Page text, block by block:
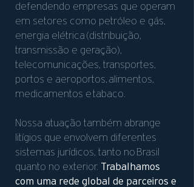
defendendo empresas que operam
em setores como petróleo e gás,
energia elétrica (distribuição,
transmissão e geração),
telecomunicações, transportes,
portos e aeroportos, alimentos,
medicamentos etabaco.
Nossa atuação também abrange
litígios que envolvem diferentes
sistemas jurídicos, tanto no Brasil
quanto no exterior. Trabalhamos
com uma rede global de parceiros e